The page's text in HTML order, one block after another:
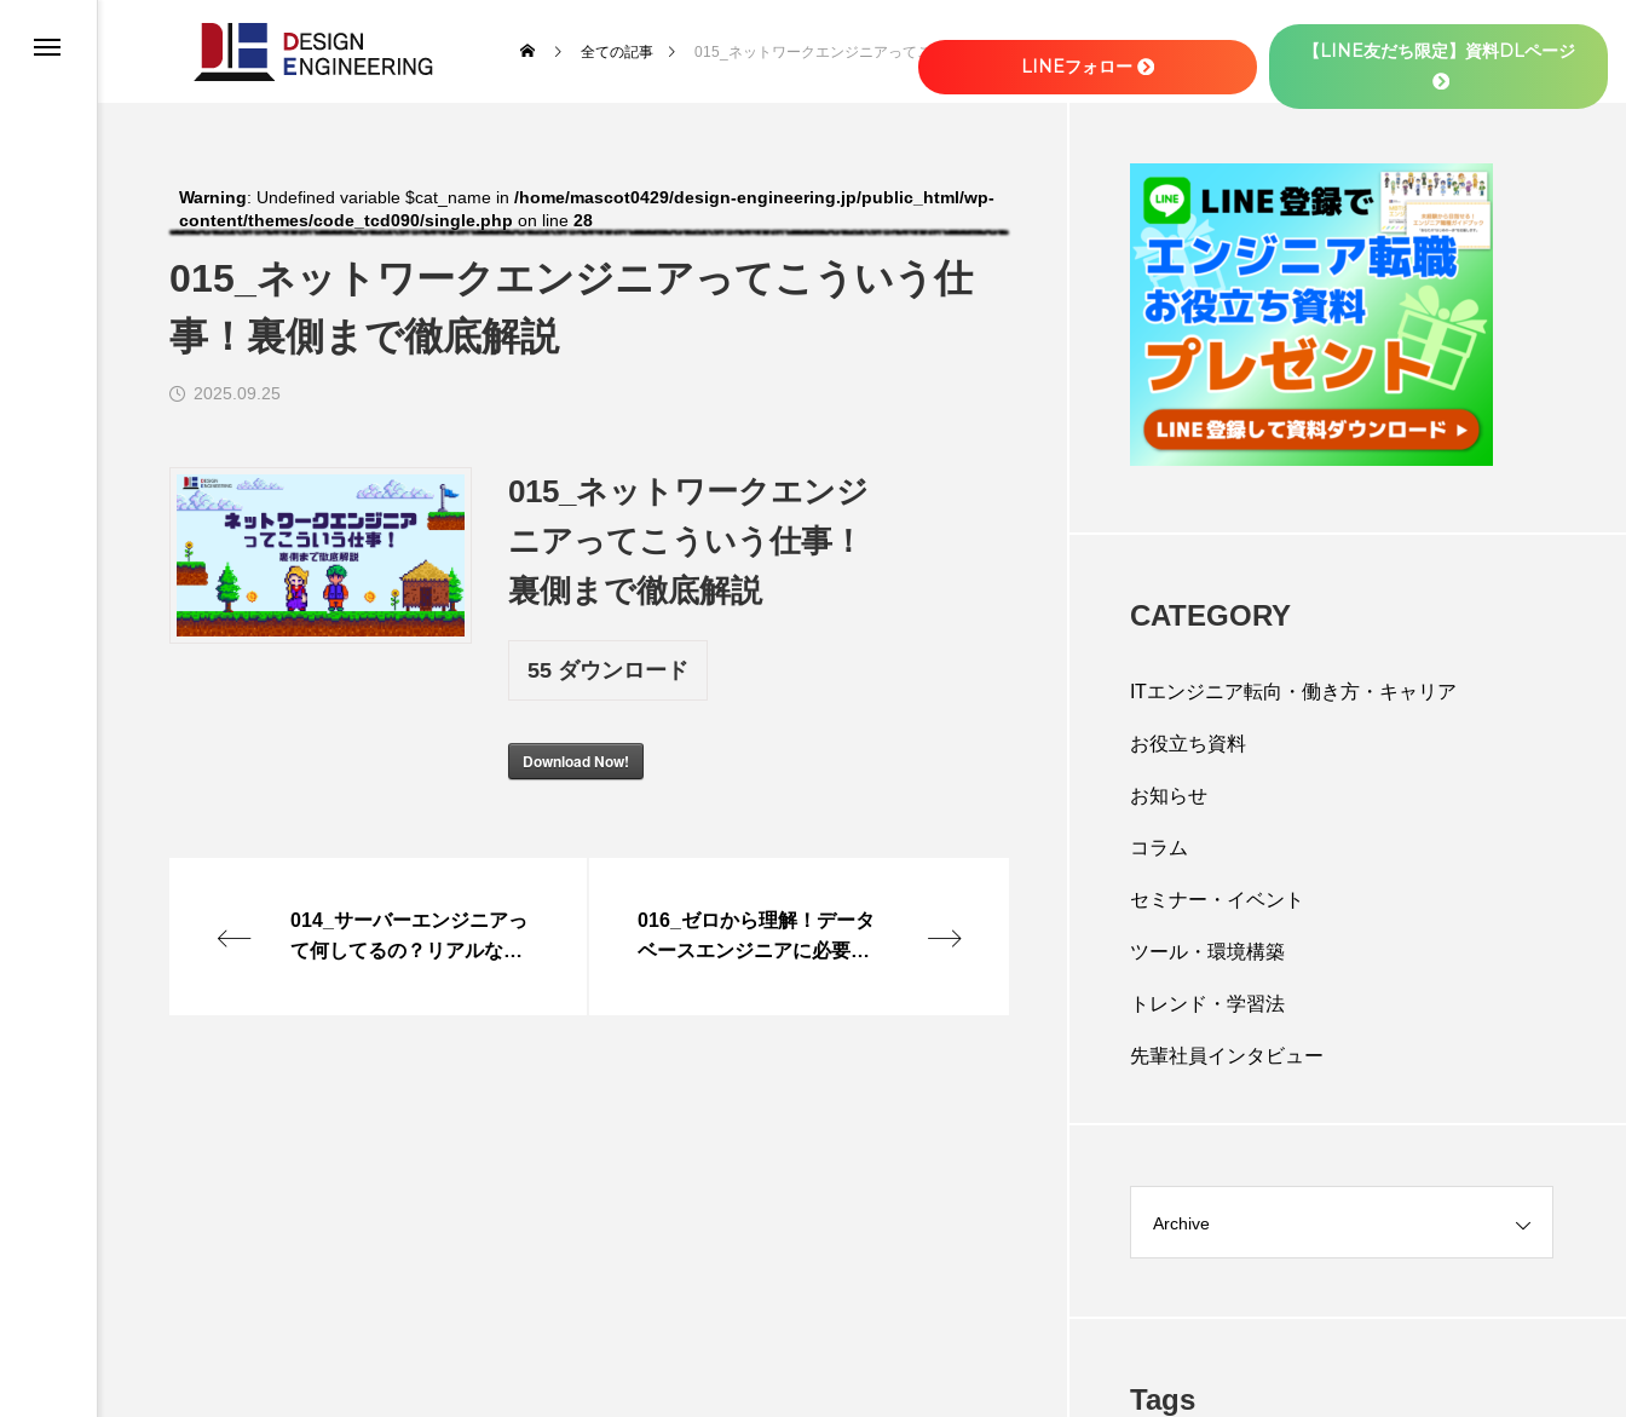
全ての記事 015_ネットワークエンジニアってこういう仕事！裏側まで徹底解説
Warning: Undefined variable $cat_name in /home/mascot0429/design-engineering.jp/public_html/wp-
content/themes/code_tcd090/single.php on line 28
015_ネットワークエンジニアってこういう仕
事！裏側まで徹底解説
2025.09.25
015_ネットワークエンジ
ニアってこういう仕事！
裏側まで徹底解説
55ダウンロード
Download Now!
014_サーバーエンジニアっ
て何してるの？リアルな仕
016_ゼロから理解！データ
ベースエンジニアに必要な
CATEGORY
ITエンジニア転向・働き方・キャリア
お役立ち資料
お知らせ
コラム
セミナー・イベント
ツール・環境構築
トレンド・学習法
先輩社員インタビュー
Archive
Tags
LINEフォロー
【LINE友だち限定】資料DLページ